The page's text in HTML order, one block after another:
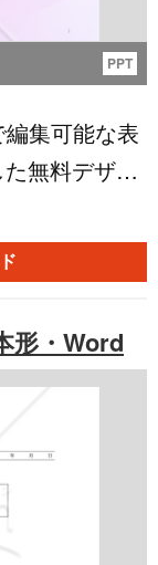
PPT
集可能な表
無料デザイ
プル・桃色
ています。
い時の資料
役立てても
ネス用途と
クゼーショ
、新人研
、場面で活
doc/det
形・Word